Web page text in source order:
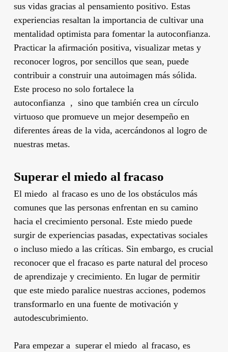
sus vidas gracias al pensamiento positivo. Estas
experiencias resaltan la importancia de cultivar una
mentalidad optimista para fomentar la autoconfianza.
Practicar la afirmación positiva, visualizar metas y
reconocer logros, por sencillos que sean, puede
contribuir a construir una autoimagen más sólida.
Este proceso no solo fortalece la
autoconfianza , sino que también crea un círculo
virtuoso que promueve un mejor desempeño en
diferentes áreas de la vida, acercándonos al logro de
nuestras metas.
Superar el miedo al fracaso
El miedo al fracaso es uno de los obstáculos más
comunes que las personas enfrentan en su camino
hacia el crecimiento personal. Este miedo puede
surgir de experiencias pasadas, expectativas sociales
o incluso miedo a las críticas. Sin embargo, es crucial
reconocer que el fracaso es parte natural del proceso
de aprendizaje y crecimiento. En lugar de permitir
que este miedo paralice nuestras acciones, podemos
transformarlo en una fuente de motivación y
autodescubrimiento.
Para empezar a superar el miedo al fracaso, es